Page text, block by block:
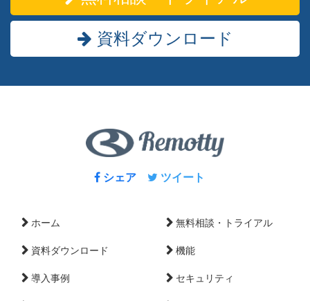
資料ダウンロード
シェア ツイート
ホーム 無料相談・トライアル
資料ダウンロード 機能
導入事例 セキュリティ